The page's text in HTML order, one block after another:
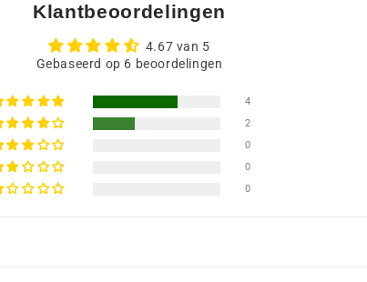
Klantbeoordelingen
4.67 van 5
Gebaseerd op 6 beoordelingen
4
2
0
0
0